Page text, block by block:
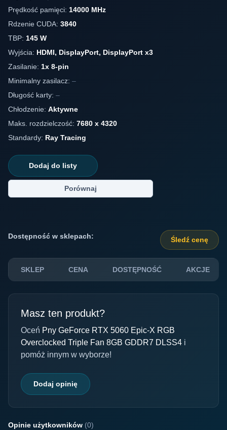
Prędkość pamięci: 14000 MHz
Rdzenie CUDA: 3840
TBP: 145 W
Wyjścia: HDMI, DisplayPort, DisplayPort x3
Zasilanie: 1x 8-pin
Minimalny zasilacz: –
Długość karty: –
Chłodzenie: Aktywne
Maks. rozdzielczość: 7680 x 4320
Standardy: Ray Tracing
Dodaj do listy
Porównaj
Dostępność w sklepach: Śledź cenę
SKLEP CENA DOSTĘPNOŚĆ AKCJE
Masz ten produkt?
Oceń Pny GeForce RTX 5060 Epic-X RGB
Overclocked Triple Fan 8GB GDDR7 DLSS4 i
pomóż innym w wyborze!
Dodaj opinię
Opinie użytkowników (0)